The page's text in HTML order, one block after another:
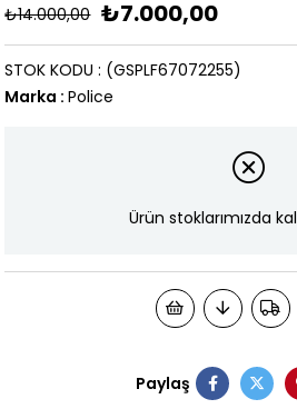
₺14.000,00 ₺7.000,00
(GSPLF67072255)
STOK KODU
Marka : Police
Ürün stoklarımızda
Paylaş